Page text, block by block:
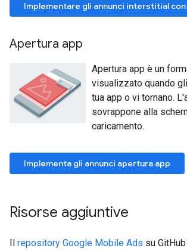
Implementare gli annunci interstitial
Apertura app
Apertura app è un
visualizzato quando
tua app o vi tornano.
sovrappone alla
caricamento.
Implementa gli annunci apertura app
Risorse aggiuntive
Il repository Google Mobile Ads su